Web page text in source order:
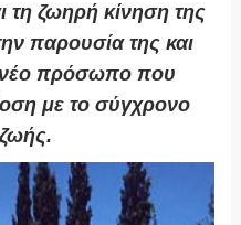
τη ζωηρή κίνηση της
παρουσία της και
πρόσωπο που
με το σύγχρονο